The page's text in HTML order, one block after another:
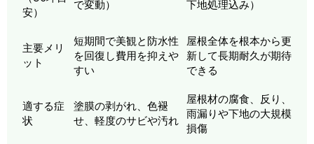
安）
で変動）
下地処理込み）
主要メリ
ット
短期間で美観と防水性
を回復し費用を抑えや
すい
屋根全体を根本から更
新して長期耐久が期待
できる
適する症
状
塗膜の剥がれ、色褪
せ、軽度のサビや汚れ
屋根材の腐食、反り、
雨漏りや下地の大規模
損傷